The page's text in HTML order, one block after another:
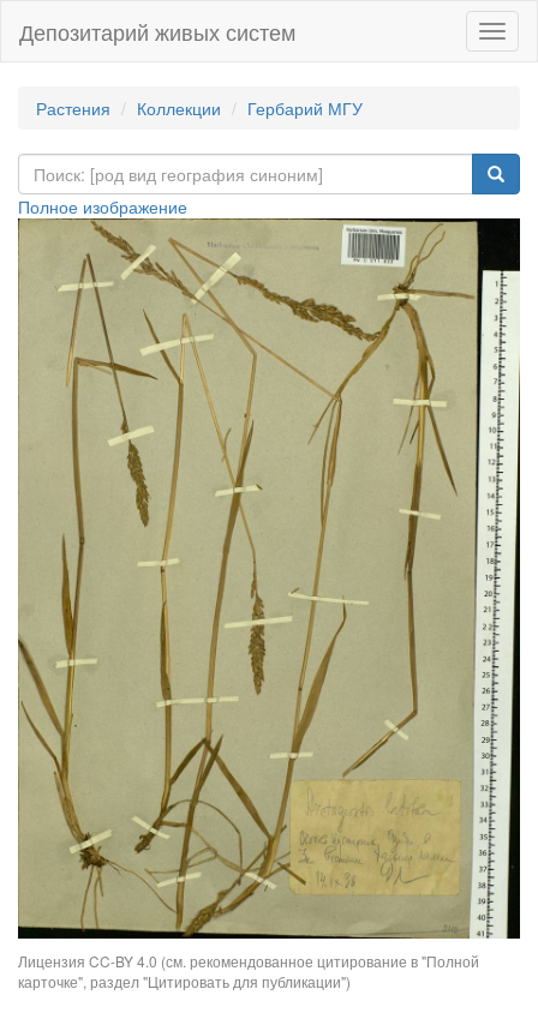
Депозитарий живых систем
Растения Коллекции Гербарий МГУ
Полное изображение
Лицензия CC-BY 4.0 (см. рекомендованное цитирование в "Полной
карточке", раздел "Цитировать для публикации")